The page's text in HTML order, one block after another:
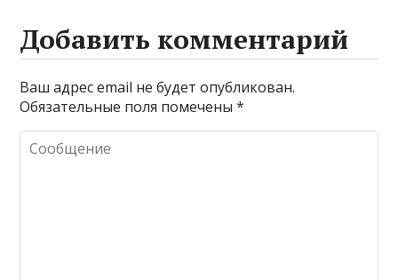
Добавить комментарий
Ваш адрес email не будет опубликован.
Обязательные поля помечены*